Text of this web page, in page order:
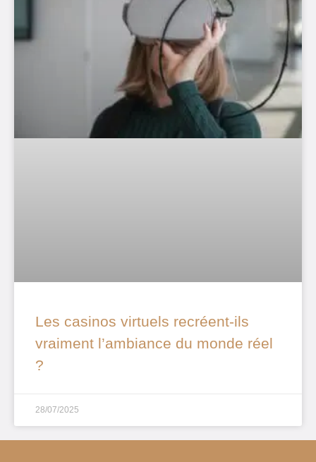
Les casinos virtuels recréent-ils
vraiment l’ambiance du monde réel
?
28/07/2025